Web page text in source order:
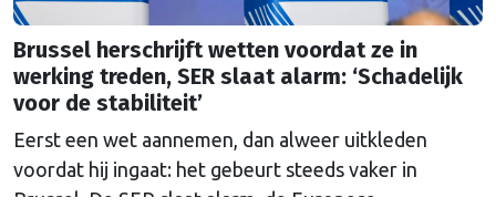
Brussel herschrijft wetten voordat ze in
werking treden, SER slaat alarm: ‘Schadelijk
voor de stabiliteit’
Eerst een wet aannemen, dan alweer uitkleden
voordat hij ingaat: het gebeurt steeds vaker in
Brussel. De SER slaat alarm, de Europese